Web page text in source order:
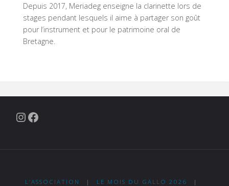
Depuis 2017, Meriadeg enseigne la clarinette lors de
stages pendant lesquels il aime à partager son goût
pour l’instrument et pour le patrimoine oral de
Bretagne.
Instagram
Facebook
L’ASSOCIATION | LE MOIS DU GALLO 2026 |